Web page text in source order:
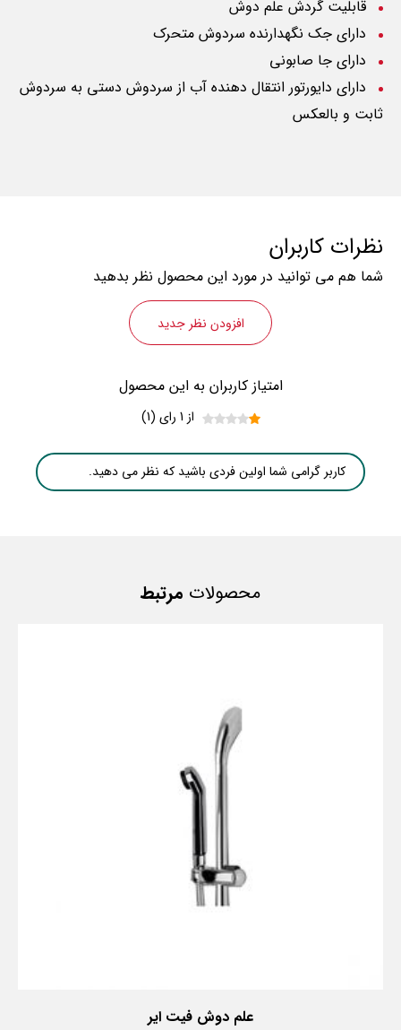
قابلیت گردش علم دوش
دارای جک نگهدارنده سردوش متحرک
دارای جا صابونی
دارای دایورتور انتقال دهنده آب از سردوش دستی به سردوش
ثابت و بالعکس
نظرات کاربران
شما هم می توانید در مورد این محصول نظر بدهید
افزودن نظر جدید
امتیاز کاربران به این محصول
از 1 رای (1)
کاربر گرامی شما اولین فردی باشید که نظر می دهید.
محصولات مرتبط
علم دوش فیت ایر